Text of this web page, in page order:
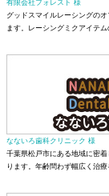
有限会社フォレスト 様
グッドスマイルレーシングの
ます。レーシングミクアイテム
なないろ歯科クリニック 様
千葉県松戸市にある地域に密
ります。年齢問わず幅広く治療